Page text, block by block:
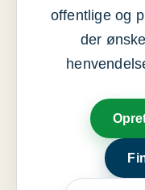
offentlige og
der